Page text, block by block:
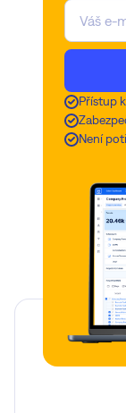
Přístup
Není